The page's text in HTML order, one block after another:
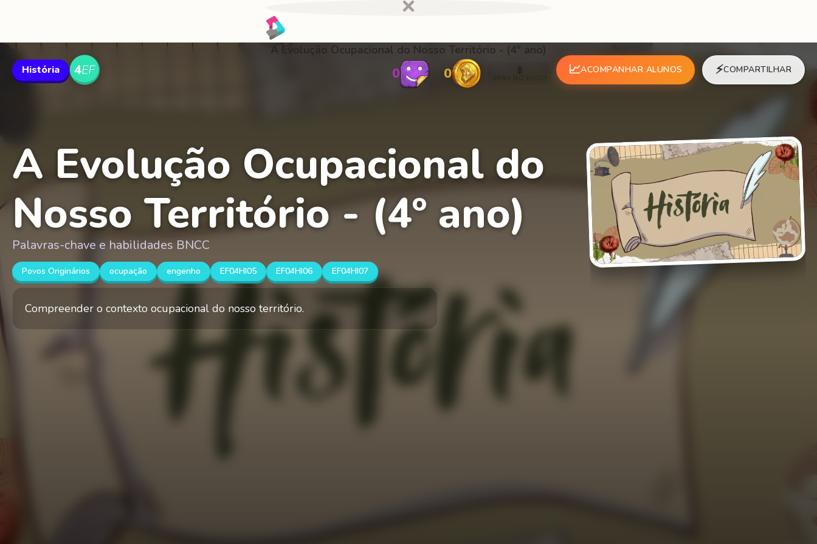
A Evolução Ocupacional do Nosso Território - (4º ano)
0 0
História 📈ACOMPANHAR ALUNOS ⚡COMPARTILHAR
A Evolução Ocupacional do
Nosso Território - (4º ano)
Palavras-chave e habilidades BNCC
Povos Originários ocupação engenho EF04HI05 EF04HI06 EF04HI07
Compreender o contexto ocupacional do nosso território.